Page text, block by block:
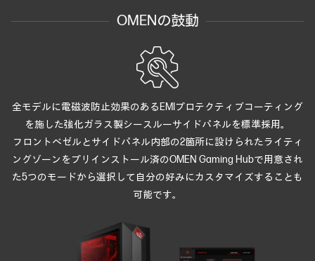
OMENの鼓動
全モデルに電磁波防止効果のあるEMIプロテクティブコーティング
を施した強化ガラス製シースルーサイドパネルを標準採用。
フロントベゼルとサイドパネル内部の2箇所に設けられたライティ
ングゾーンをプリインストール済のOMEN Gaming Hubで用意され
た5つのモードから選択して 自分の好みにカスタマイズすることも
可能です。